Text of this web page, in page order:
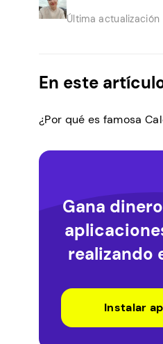
Última
En este
¿Por qué es famosa
Gana
realizando
Instalar